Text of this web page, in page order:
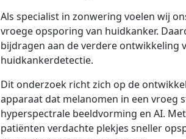
Als specialist in zonwering voelen wij
vroege opsporing van huidkanker.
bijdragen aan de verdere ontwikkeling
huidkankerdetectie.
Dit onderzoek richt zich op de
apparaat dat melanomen in een vroeg
hyperspectrale beeldvorming en AI.
patiënten verdachte plekjes sneller